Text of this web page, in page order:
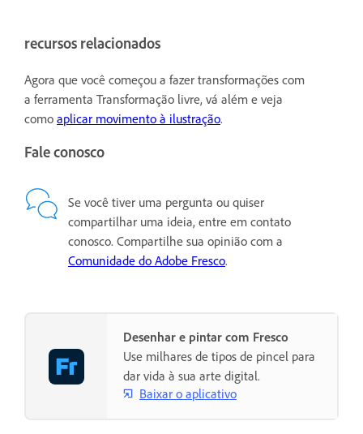
recursos relacionados
Agora que você começou a fazer transformações com
a ferramenta Transformação livre, vá além e veja
como aplicar movimento à ilustração.
Fale conosco
Se você tiver uma pergunta ou quiser
compartilhar uma ideia, entre em contato
conosco. Compartilhe sua opinião com a
Comunidade do Adobe Fresco.
Desenhar e pintar com Fresco
Use milhares de tipos de pincel para
dar vida à sua arte digital.
Baixar o aplicativo